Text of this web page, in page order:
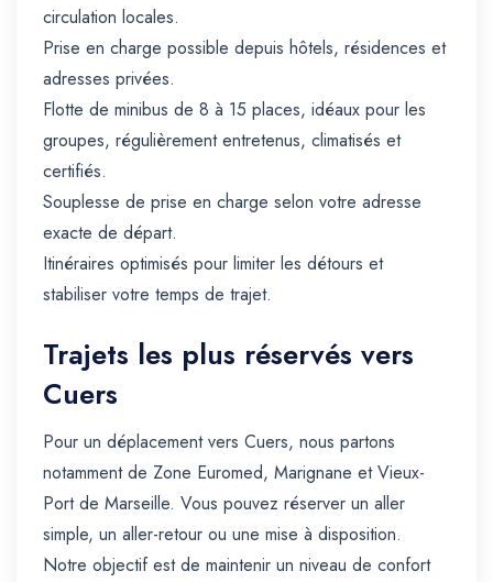
circulation locales.
Prise en charge possible depuis hôtels, résidences et
adresses privées.
Flotte de minibus de 8 à 15 places, idéaux pour les
groupes, régulièrement entretenus, climatisés et
certifiés.
Souplesse de prise en charge selon votre adresse
exacte de départ.
Itinéraires optimisés pour limiter les détours et
stabiliser votre temps de trajet.
Trajets les plus réservés vers
Cuers
Pour un déplacement vers Cuers, nous partons
notamment de Zone Euromed, Marignane et Vieux-
Port de Marseille. Vous pouvez réserver un aller
simple, un aller-retour ou une mise à disposition.
Notre objectif est de maintenir un niveau de confort